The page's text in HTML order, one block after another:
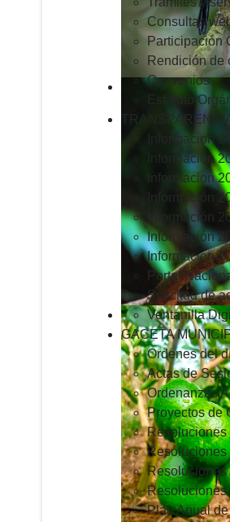
Consultas
Participación
Rendición de
Convenios
Estatuto
Informacion
Informacion
Informacion
Información
Información
Información
Información
Portal
Solicitud de
Ventanilla
GACETA
Ordenes del
Actas de
Ordenanzas
Proyectos de
Resoluciones
Resoluciones
Plan Anual